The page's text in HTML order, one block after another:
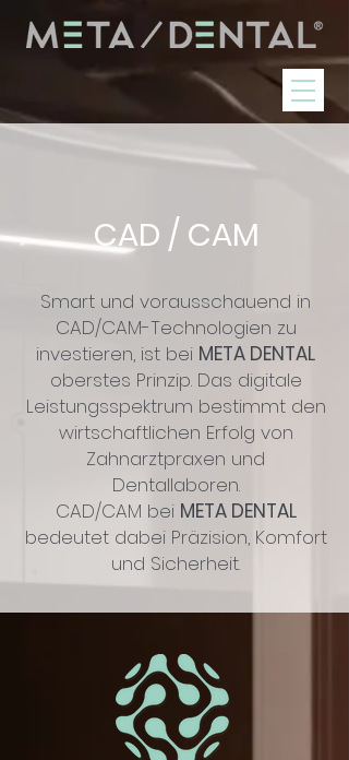
CAD / CAM
Smart und vorausschauend in
CAD/CAM-Technologien zu
investieren, ist bei META DENTAL
oberstes Prinzip. Das digitale
Leistungsspektrum bestimmt den
wirtschaftlichen Erfolg von
Zahnarztpraxen und
Dentallaboren.
CAD/CAM bei META DENTAL
bedeutet dabei Präzision, Komfort
und Sicherheit.